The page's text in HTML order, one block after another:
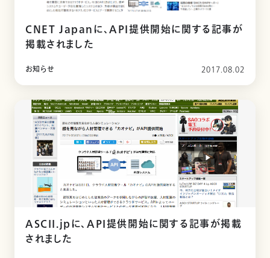
CNET Japanに、API提供開始に関する記事が
掲載されました
お知らせ 2017.08.02
ASCII.jpに、API提供開始に関する記事が掲載
されました